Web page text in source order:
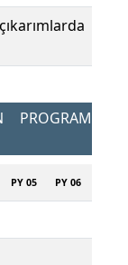
PROGRAM
PY 05 PY 06